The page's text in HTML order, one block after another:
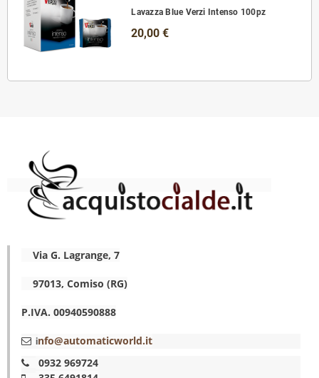
Lavazza Blue Verzi Intenso 100pz
20,00 €
Via G. Lagrange, 7
97013, Comiso (RG)
P.IVA. 00940590888
info@automaticworld.it
0932 969724